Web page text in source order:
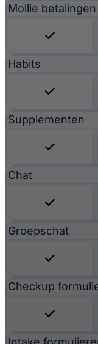
Mollie betalingen
Habits
Supplementen
Chat
Groepschat
Checkup